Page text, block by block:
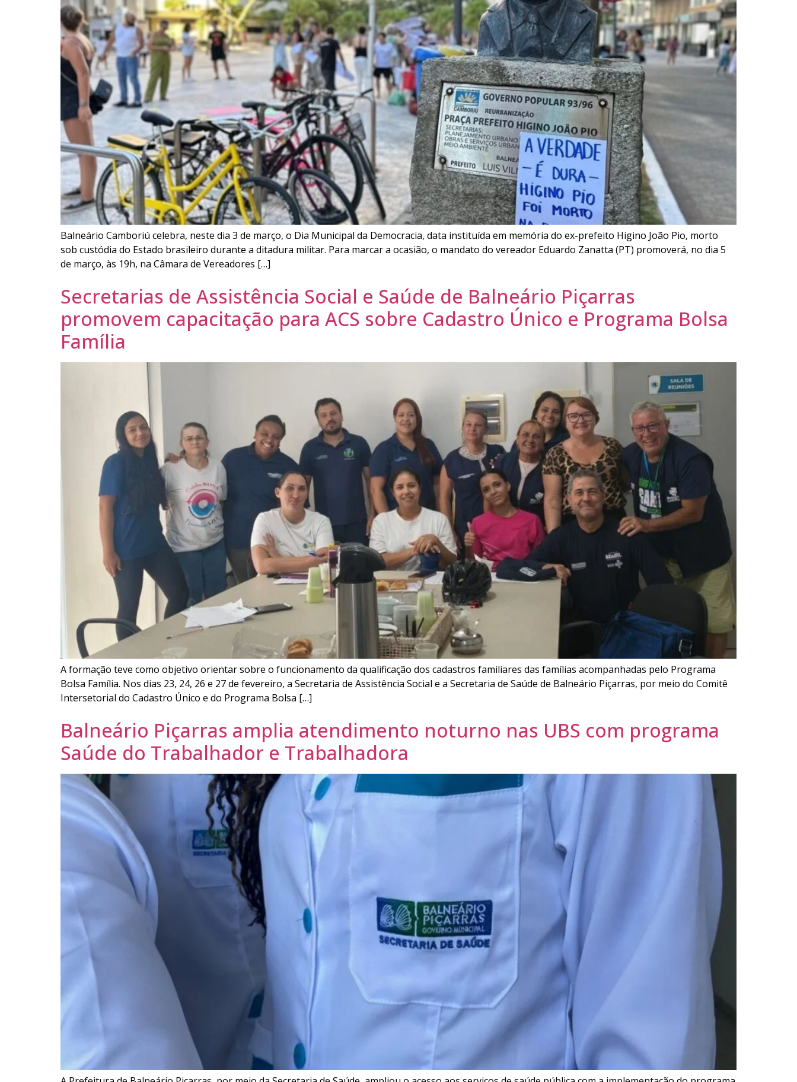
Balneário Camboriú celebra, neste dia 3 de março, o Dia Municipal da Democracia, data instituída em memória do ex-prefeito Higino João Pio, morto
sob custódia do Estado brasileiro durante a ditadura militar. Para marcar a ocasião, o mandato do vereador Eduardo Zanatta (PT) promoverá, no dia 5
de março, às 19h, na Câmara de Vereadores […]
Secretarias de Assistência Social e Saúde de Balneário Piçarras
promovem capacitação para ACS sobre Cadastro Único e Programa Bolsa
Família
A formação teve como objetivo orientar sobre o funcionamento da qualificação dos cadastros familiares das famílias acompanhadas pelo Programa
Bolsa Família. Nos dias 23, 24, 26 e 27 de fevereiro, a Secretaria de Assistência Social e a Secretaria de Saúde de Balneário Piçarras, por meio do Comitê
Intersetorial do Cadastro Único e do Programa Bolsa […]
Balneário Piçarras amplia atendimento noturno nas UBS com programa
Saúde do Trabalhador e Trabalhadora